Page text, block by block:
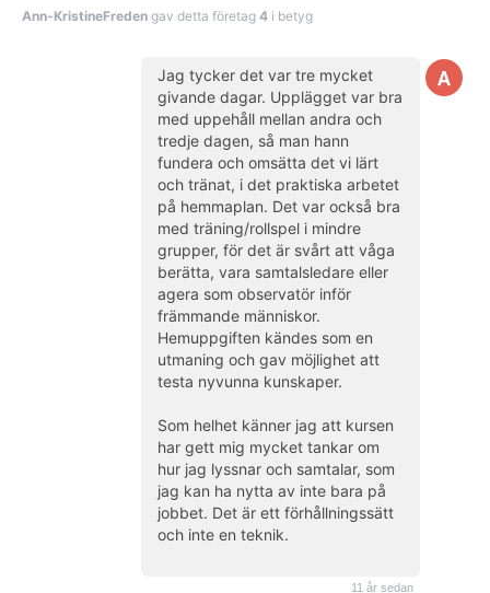
Ann-KristineFreden gav detta företag 4 i betyg
Jag tycker det var tre mycket
givande dagar. Upplägget var bra
med uppehåll mellan andra och
tredje dagen, så man hann
fundera och omsätta det vi lärt
och tränat, i det praktiska arbetet
på hemmaplan. Det var också bra
med träning/rollspel i mindre
grupper, för det är svårt att våga
berätta, vara samtalsledare eller
agera som observatör inför
främmande människor.
Hemuppgiften kändes som en
utmaning och gav möjlighet att
testa nyvunna kunskaper.
Som helhet känner jag att kursen
har gett mig mycket tankar om
hur jag lyssnar och samtalar, som
jag kan ha nytta av inte bara på
jobbet. Det är ett förhållningssätt
och inte en teknik.
11 år sedan